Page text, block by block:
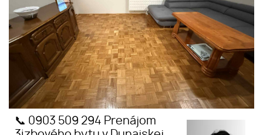
📞 0903 509 294 Prenájom